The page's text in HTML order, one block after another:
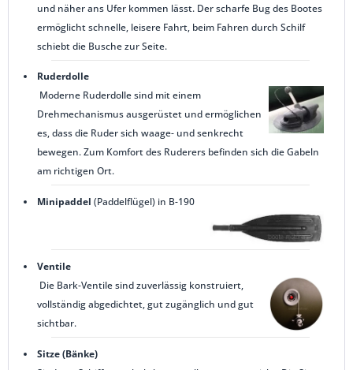
und näher ans Ufer kommen lässt. Der scharfe Bug des Bootes
ermöglicht schnelle, leisere Fahrt, beim Fahren durch Schilf
schiebt die Busche zur Seite.
Ruderdolle
Moderne Ruderdolle sind mit einem
Drehmechanismus ausgerüstet und ermöglichen
es, dass die Ruder sich waage- und senkrecht
bewegen. Zum Komfort des Ruderers befinden sich die Gabeln
am richtigen Ort.
Minipaddel (Paddelflügel) in B-190
Ventile
Die Bark-Ventile sind zuverlässig konstruiert,
vollständig abgedichtet, gut zugänglich und gut
sichtbar.
Sitze (Bänke)